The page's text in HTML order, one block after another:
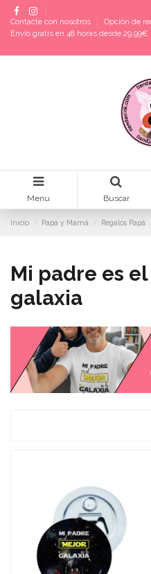
Contacte con nosotros
Opción de
Envío gratis en 48 horas desde 29,99€
Menu Buscar
Inicio Papá y Mamá Regalos Papá
Mi padre es
galaxia